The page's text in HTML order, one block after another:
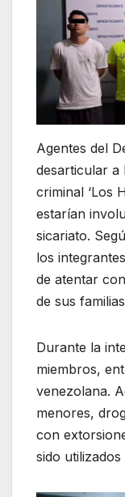
Agentes del
desarticular a
criminal ‘Los
estarían
sicariato.
los
de atentar
de sus
Durante la
miembros,
venezolana.
menores,
con
sido utilizados